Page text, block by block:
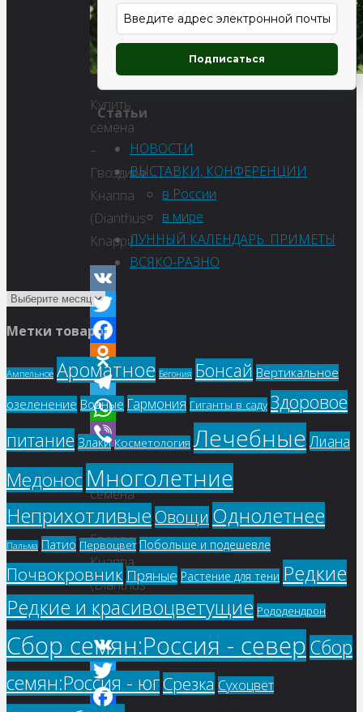
Купить
семена
–
Гвоздика
Кнаппа
(Dianthus
Knappi)
VK
Twitter
Facebook
Odnoklassniki
Telegram
WhatsApp
Viber
Купить
семена
–
Гвоздика
Кнаппа
(Dianthus
Knappi)
VK
Twitter
Подписаться
Статьи
НОВОСТИ
ВЫСТАВКИ, КОНФЕРЕНЦИИ
в России
в мире
ЛУННЫЙ КАЛЕНДАРЬ. ПРИМЕТЫ
ВСЯКО-РАЗНО
Метки товаров
Ампельное Ароматное Бегония Бонсай Вертикальное
озеленение Водные Гармония Гиганты в саду Здоровое
питание Злаки Косметология Лечебные Лиана
МедоносМноголетние
Неприхотливые Овощи Однолетнее
Пальма Патио Первоцвет Побольше и подешевле
Почвокровник Пряные Растение для тени Редкие
Редкие и красивоцветущие Рододендрон
Сбор семян:Россия - северСбор
семян:Россия - югСрезка Сухоцвет